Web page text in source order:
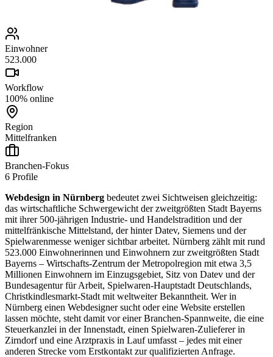
Einwohner
523.000
Workflow
100% online
Region
Mittelfranken
Branchen-Fokus
6 Profile
Webdesign in Nürnberg bedeutet zwei Sichtweisen gleichzeitig:
das wirtschaftliche Schwergewicht der zweitgrößten Stadt Bayerns
mit ihrer 500-jährigen Industrie- und Handelstradition und der
mittelfränkische Mittelstand, der hinter Datev, Siemens und der
Spielwarenmesse weniger sichtbar arbeitet. Nürnberg zählt mit rund
523.000 Einwohnerinnen und Einwohnern zur zweitgrößten Stadt
Bayerns – Wirtschafts-Zentrum der Metropolregion mit etwa 3,5
Millionen Einwohnern im Einzugsgebiet, Sitz von Datev und der
Bundesagentur für Arbeit, Spielwaren-Hauptstadt Deutschlands,
Christkindlesmarkt-Stadt mit weltweiter Bekanntheit. Wer in
Nürnberg einen Webdesigner sucht oder eine Website erstellen
lassen möchte, steht damit vor einer Branchen-Spannweite, die eine
Steuerkanzlei in der Innenstadt, einen Spielwaren-Zulieferer in
Zirndorf und eine Arztpraxis in Lauf umfasst – jedes mit einer
anderen Strecke vom Erstkontakt zur qualifizierten Anfrage.